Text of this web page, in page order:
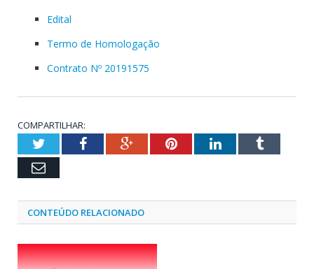
Edital
Termo de Homologação
Contrato Nº 20191575
COMPARTILHAR:
TwitterFacebookGoogle+PinterestLinkedInTumblr
Email
CONTEÚDO RELACIONADO